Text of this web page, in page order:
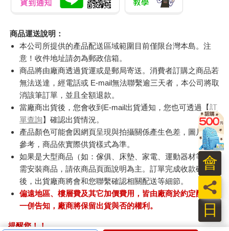
商品運送說明：
本公司所提供的產品配送區域範圍目前僅限台灣本島。注
意！收件地址請勿為郵政信箱。
商品將由廠商透過貨運或是郵局寄送。消費者訂購之商品若
無法送達，經電話或 E-mail無法聯繫逾三天者，本公司將取
消該筆訂單，並且全額退款。
當廠商出貨後，您會收到E-mail出貨通知，您也可透過【訂
單查詢】確認出貨情況。
產品顏色可能會因網頁呈現與拍攝關係產生色差，圖片僅供
參考，商品依實際供貨樣式為準。
如果是大型商品（如：傢俱、床墊、家電、運動器材等）及
需安裝商品，請依商品頁面說明為主。訂單完成收款確認
後，出貨廠商將會和您聯繫確認相關配送等細節。
偏遠地區、樓層費及其它加價費用，皆由廠商於約定配送時
一併告知，廠商將保留出貨與否的權利。
提醒您！！
日
員
會